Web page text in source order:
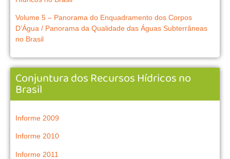
Volume 5 – Panorama do Enquadramento dos Corpos
D’Água / Panorama da Qualidade das Águas Subterrâneas
no Brasil
Conjuntura dos Recursos Hídricos no
Brasil
Informe 2009
Informe 2010
Informe 2011